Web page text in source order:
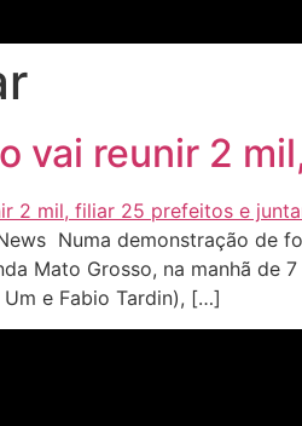
vai reunir 2
Numa demonstração de
Mato Grosso, na manhã de
e Fabio Tardin), […]